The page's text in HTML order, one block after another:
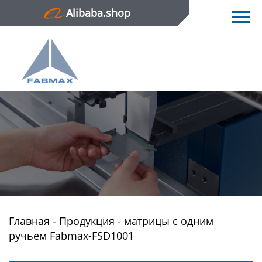
Alibaba.shop
Главная
Продукция
Новости
О нас
Контактная информация
Главная - Продукция - матрицы с одним
ручьем Fabmax-FSD1001